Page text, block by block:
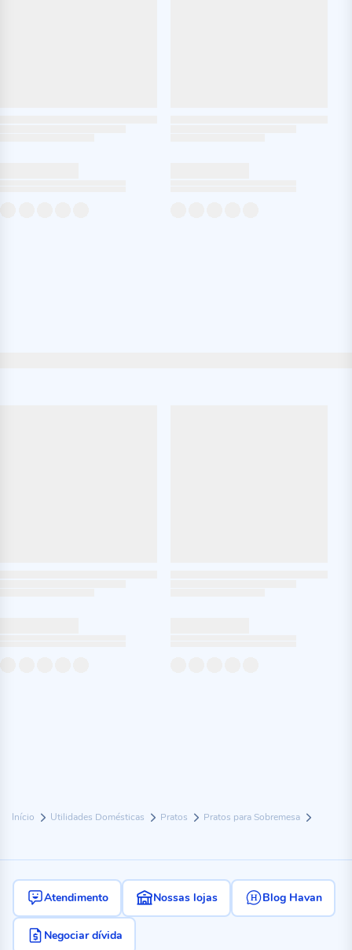
Início Utilidades Domésticas Pratos Pratos para Sobremesa
Atendimento Nossas lojas Blog Havan
Negociar dívida